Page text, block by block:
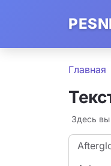
Главная
Здесь вы